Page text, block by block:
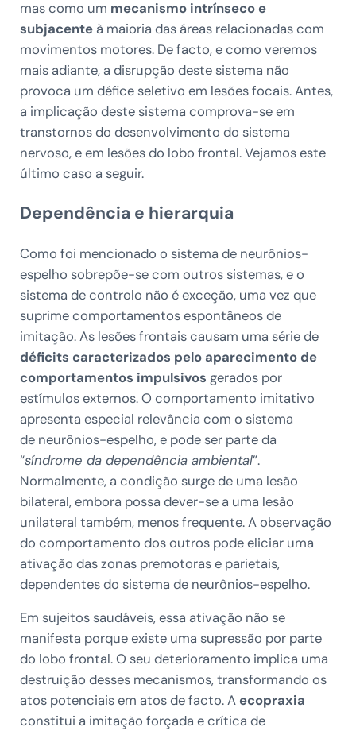
mas como um mecanismo intrínseco e
subjacenteà maioria das áreas relacionadas com
movimentos motores. De facto, e como veremos
mais adiante, a disrupção deste sistema não
provoca um défice seletivo em lesões focais. Antes,
a implicação deste sistema comprova-se em
transtornos do desenvolvimento do sistema
nervoso, e em lesões do lobo frontal. Vejamos este
último caso a seguir.
Dependência e hierarquia
Como foi mencionado o sistema de neurônios-
espelho sobrepõe-se com outros sistemas, e o
sistema de controlo não é exceção, uma vez que
suprime comportamentos espontâneos de
imitação. As lesões frontais causam uma série de
déficits caracterizados pelo aparecimento de
comportamentos impulsivos gerados por
estímulos externos. O comportamento imitativo
apresenta especial relevância com o sistema
de neurônios-espelho, e pode ser parte da
“síndrome da dependência ambiental”.
Normalmente, a condição surge de uma lesão
bilateral, embora possa dever-se a uma lesão
unilateral também, menos frequente. A observação
do comportamento dos outros pode eliciar uma
ativação das zonas premotoras e parietais,
dependentes do sistema de neurônios-espelho.
Em sujeitos saudáveis, essa ativação não se
manifesta porque existe uma supressão por parte
do lobo frontal. O seu deterioramento implica uma
destruição desses mecanismos, transformando os
atos potenciais em atos de facto. A ecopraxia
constitui a imitação forçada e crítica de